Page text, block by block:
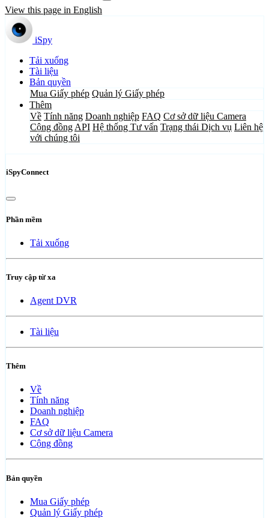
View this page in English
iSpy
Tải xuống
Tài liệu
Bản quyền
Mua Giấy phép Quản lý Giấy phép
Thêm
Về Tính năng Doanh nghiệp FAQ Cơ sở dữ liệu Camera
Cộng đồng API Hệ thống Tư vấn Trạng thái Dịch vụ Liên hệ
với chúng tôi
iSpyConnect
Phần mềm
Tải xuống
Truy cập từ xa
Agent DVR
Tài liệu
Thêm
Về
Tính năng
Doanh nghiệp
FAQ
Cơ sở dữ liệu Camera
Cộng đồng
Bản quyền
Mua Giấy phép
Quản lý Giấy phép